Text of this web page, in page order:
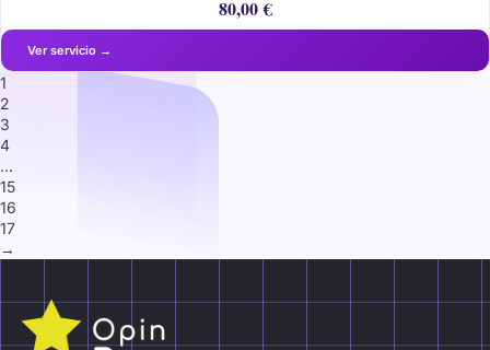
80,00€
1
2
3
4
…
15
16
17
→